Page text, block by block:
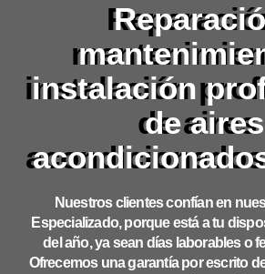
instalación
de aires
Nuestros clientes confían en
Especializado, porque está a tu
del año, ya sean días laborables o
Ofrecemos una garantía por escrito